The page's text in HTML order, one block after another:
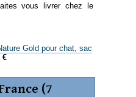
vous livrer chez le
Gold pour chat, sac
€
(7